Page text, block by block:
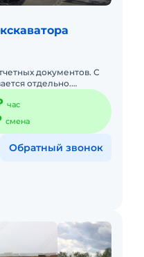
документов. С
отдельно.
аренда. Сейчас
час
смена
Обратный звонок